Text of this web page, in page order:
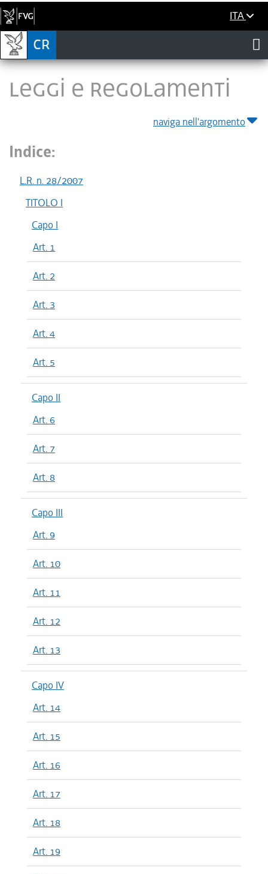
ITA
LEGGI E REGOLAMENTI
naviga nell'argomento
Indice:
L.R. n. 28/2007
TITOLO I
Capo I
Art. 1
Art. 2
Art. 3
Art. 4
Art. 5
Capo II
Art. 6
Art. 7
Art. 8
Capo III
Art. 9
Art. 10
Art. 11
Art. 12
Art. 13
Capo IV
Art. 14
Art. 15
Art. 16
Art. 17
Art. 18
Art. 19